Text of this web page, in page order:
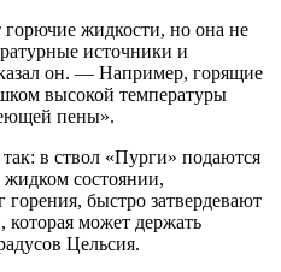
жидкости, но она не
источники и
он. — Например, горящие
высокой температуры
пены».
в ствол «Пурги» подаются
состоянии,
быстро затвердевают
которая может держать
Цельсия.